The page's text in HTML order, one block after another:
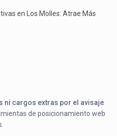
en Los Molles: Atrae Más
ni cargos extras por el avisaje
de posicionamiento web